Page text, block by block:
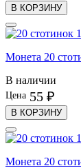
В КОРЗИНУ
Монета 20
В наличии
Цена 55 ₽
В КОРЗИНУ
Монета 20